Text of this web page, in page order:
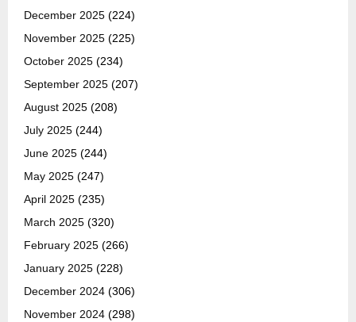
December 2025 (224)
November 2025 (225)
October 2025 (234)
September 2025 (207)
August 2025 (208)
July 2025 (244)
June 2025 (244)
May 2025 (247)
April 2025 (235)
March 2025 (320)
February 2025 (266)
January 2025 (228)
December 2024 (306)
November 2024 (298)